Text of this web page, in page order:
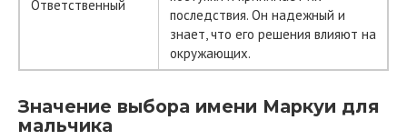
Ответственный
последствия. Он надежный и
знает, что его решения влияют на
окружающих.
Значение выбора имени Маркуи для
мальчика